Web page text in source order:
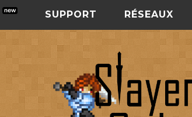
SUPPORT RÉSEAUX